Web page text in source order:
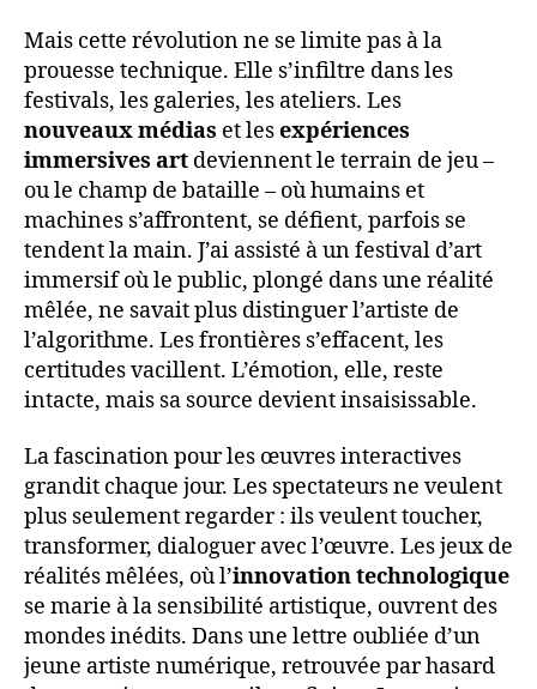
Mais cette révolution ne se limite pas à la
prouesse technique. Elle s’infiltre dans les
festivals, les galeries, les ateliers. Les
nouveaux médias et lesexpériences
immersives art deviennent le terrain de jeu –
ou le champ de bataille – où humains et
machines s’affrontent, se défient, parfois se
tendent la main. J’ai assisté à un festival d’art
immersif où le public, plongé dans une réalité
mêlée, ne savait plus distinguer l’artiste de
l’algorithme. Les frontières s’effacent, les
certitudes vacillent. L’émotion, elle, reste
intacte, mais sa source devient insaisissable.
La fascination pour les œuvres interactives
grandit chaque jour. Les spectateurs ne veulent
plus seulement regarder : ils veulent toucher,
transformer, dialoguer avec l’œuvre. Les jeux de
réalités mêlées, où l’innovation technologique
se marie à la sensibilité artistique, ouvrent des
mondes inédits. Dans une lettre oubliée d’un
jeune artiste numérique, retrouvée par hasard